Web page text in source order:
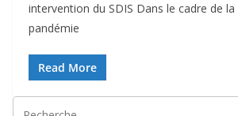
intervention du SDIS Dans le cadre de la
pandémie
Read More